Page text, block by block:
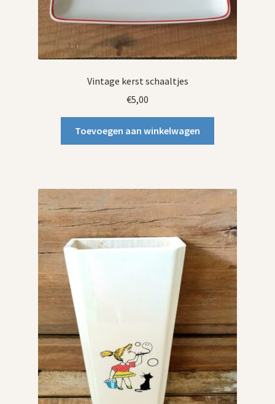
Vintage kerst schaaltjes
€5,00
Toevoegen aan winkelwagen